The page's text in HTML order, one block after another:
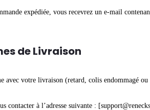
expédiée, vous recevrez un e-mail
de Livraison
avec votre livraison (retard, colis endommagé
contacter à l’adresse suivante : [